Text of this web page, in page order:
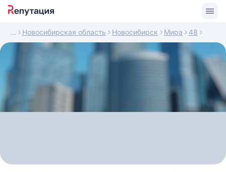
Новосибирская область Новосибирск Мира 48